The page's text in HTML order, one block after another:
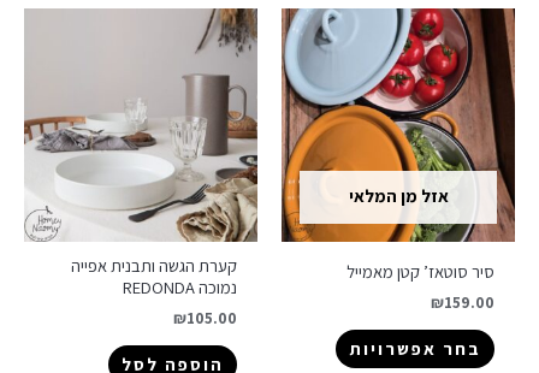
אזל מן המלאי
סיר סוטאז’ קטן מאמייל
₪159.00
בחר אפשרויות
קערת הגשה ותבנית אפייה
נמוכה REDONDA
₪105.00
הוספה לסל